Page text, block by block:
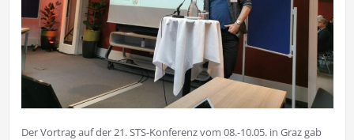
Der Vortrag auf der 21. STS-Konferenz vom 08.-10.05. in Graz gab